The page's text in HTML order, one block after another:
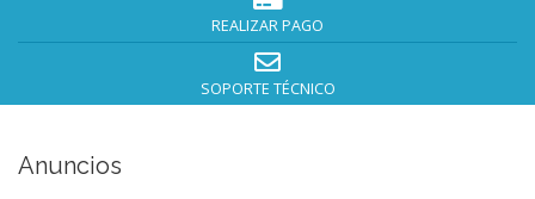
REALIZAR PAGO
SOPORTE TÉCNICO
Anuncios